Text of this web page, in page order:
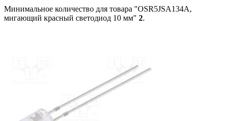
Минимальное количество для товара "OSR5JSA134A,
мигающий красный светодиод 10 мм" 2.